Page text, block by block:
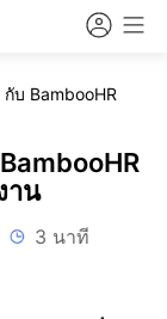
บ BambooHR
าน
3 นาที